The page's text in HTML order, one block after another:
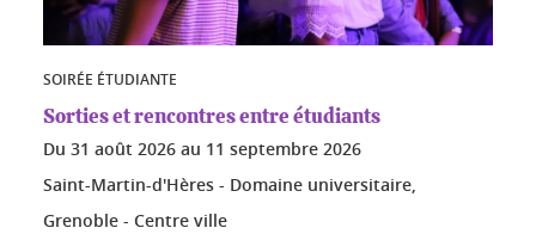
SOIRÉE ÉTUDIANTE
Sorties et rencontres entre étudiants
Du 31 août 2026 au 11 septembre 2026
Saint-Martin-d'Hères - Domaine universitaire,
Grenoble - Centre ville